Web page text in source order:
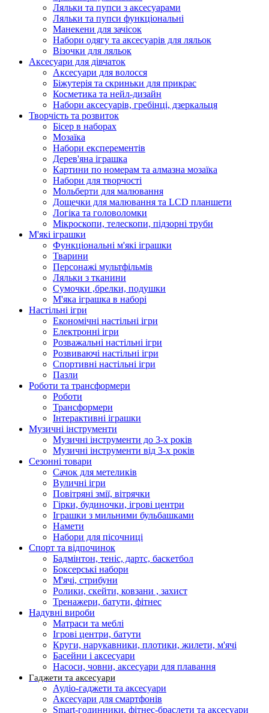
Ляльки та пупси з аксесуарами
Ляльки та пупси функціональні
Манекени для зачісок
Набори одягу та аксесуарів для ляльок
Візочки для ляльок
Аксесуари для дівчаток
Аксесуари для волосся
Біжутерія та скриньки для прикрас
Косметика та нейл-дизайн
Набори аксесуарів, гребінці, дзеркальця
Творчість та розвиток
Бісер в наборах
Мозаїка
Набори експерементів
Дерев'яна іграшка
Картини по номерам та алмазна мозаїка
Набори для творчості
Мольберти для малювання
Дощечки для малювання та LCD планшети
Логіка та головоломки
Мікроскопи, телескопи, підзорні труби
М'які іграшки
Функціональні м'які іграшки
Тварини
Персонажі мультфільмів
Ляльки з тканини
Сумочки ,брелки, подушки
М'яка іграшка в наборі
Настільні ігри
Економічні настільні ігри
Електронні ігри
Розважальні настільні ігри
Розвиваючі настільні ігри
Спортивні настільні ігри
Пазли
Роботи та трансформери
Роботи
Трансформери
Інтерактивні іграшки
Музичні інструменти
Музичні інструменти до 3-х років
Музичні інструменти від 3-х років
Сезонні товари
Сачок для метеликів
Вуличні ігри
Повітряні змії, вітрячки
Гірки, будиночки, ігрові центри
Іграшки з мильними бульбашками
Намети
Набори для пісочниці
Спорт та відпочинок
Бадмінтон, теніс, дартс, баскетбол
Боксерські набори
М'ячі, стрибуни
Ролики, скейти, ковзани , захист
Тренажери, батути, фітнес
Надувні вироби
Матраси та меблі
Ігрові центри, батути
Круги, нарукавники, плотики, жилети, м'ячі
Басейни і аксесуари
Насоси, човни, аксесуари для плавання
Гаджети та аксесуари
Аудіо-гаджети та аксесуари
Аксесуари для смартфонів
Smart-годинники, фітнес-браслети та аксесуари